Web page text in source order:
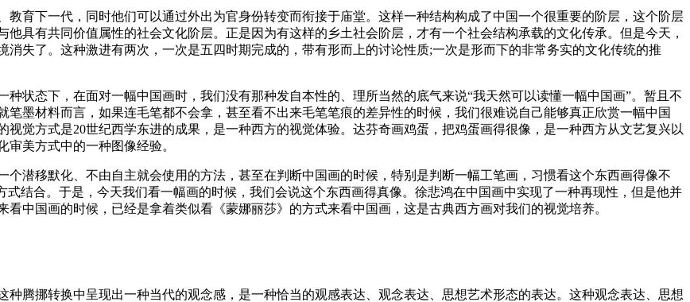
育下一代，同时他们可以通过外出为官身份转变而衔接于庙堂。这样一种结构构成了中国一个很重要的阶层，这个阶层
具有共同价值属性的社会文化阶层。正是因为有这样的乡土社会阶层，才有一个社会结构承载的文化传承。但是今天，
失了。这种激进有两次，一次是五四时期完成的，带有形而上的讨论性质;一次是形而下的非常务实的文化传统的推
状态下，在面对一幅中国画时，我们没有那种发自本性的、理所当然的底气来说“我天然可以读懂一幅中国画”。暂且不
墨材料而言，如果连毛笔都不会拿，甚至看不出来毛笔笔痕的差异性的时候，我们很难说自己能够真正欣赏一幅中国
觉方式是20世纪西学东进的成果，是一种西方的视觉体验。达芬奇画鸡蛋，把鸡蛋画得很像，是一种西方从文艺复兴以
美方式中的一种图像经验。
潜移默化、不由自主就会使用的方法，甚至在判断中国画的时候，特别是判断一幅工笔画，习惯看这个东西画得像不
结合。于是，今天我们看一幅画的时候，我们会说这个东西画得真像。徐悲鸿在中国画中实现了一种再现性，但是他并
中国画的时候，已经是拿着类似看《蒙娜丽莎》的方式来看中国画，这是古典西方画对我们的视觉培养。
腾挪转换中呈现出一种当代的观念感，是一种恰当的观感表达、观念表达、思想艺术形态的表达。这种观念表达、思想